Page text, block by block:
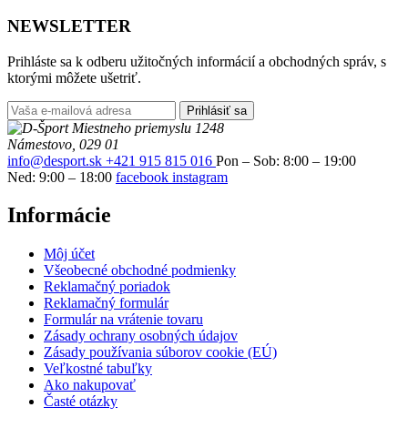
NEWSLETTER
Prihláste sa k odberu užitočných informácií a obchodných správ, s
ktorými môžete ušetriť.
Prihlásiť sa
Miestneho priemyslu 1248
Námestovo, 029 01
info@desport.sk +421 915 815 016 Pon – Sob: 8:00 – 19:00
Ned: 9:00 – 18:00 facebook instagram
Informácie
Môj účet
Všeobecné obchodné podmienky
Reklamačný poriadok
Reklamačný formulár
Formulár na vrátenie tovaru
Zásady ochrany osobných údajov
Zásady používania súborov cookie (EÚ)
Veľkostné tabuľky
Ako nakupovať
Časté otázky